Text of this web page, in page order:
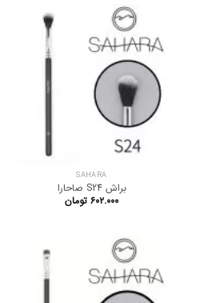
SAHARA
براش S24 صاحارا
۶۰۲.۰۰۰ تومان